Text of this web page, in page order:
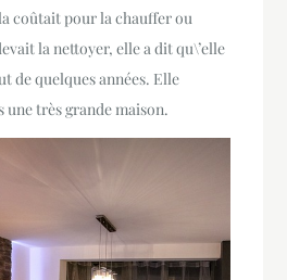
coûtait pour la chauffer ou
la nettoyer, elle a dit qu\’elle
de quelques années. Elle
très grande maison.